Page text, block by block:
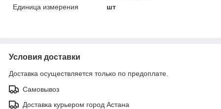
Единица измерения
шт
Условия доставки
Доставка осуществляется только по предоплате.
Самовывоз
Доставка курьером город Астана